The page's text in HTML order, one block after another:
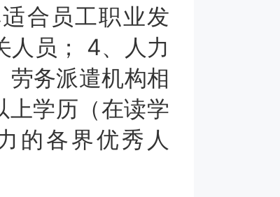
合员工职业发
人员； 4、人力
劳务派遣机构相
上学历（在读学
的各界优秀人